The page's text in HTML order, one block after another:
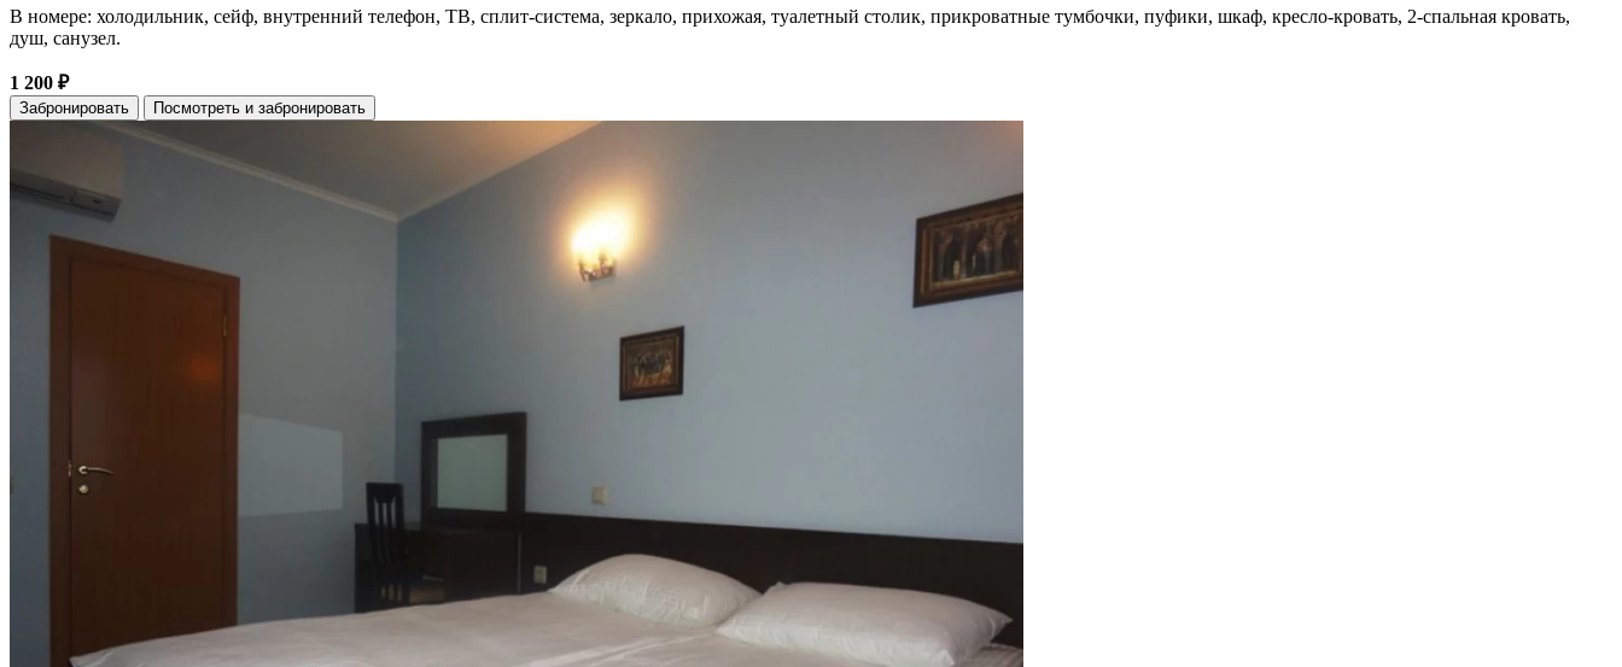
В номере: холодильник, сейф, внутренний телефон, ТВ, сплит-система, зеркало, прихожая, туалетный столик, прикроватные тумбочки, пуфики, шкаф, кресло-кровать, 2-спальная кровать,
душ, санузел.
1 200 ₽
Забронировать Посмотреть и забронировать